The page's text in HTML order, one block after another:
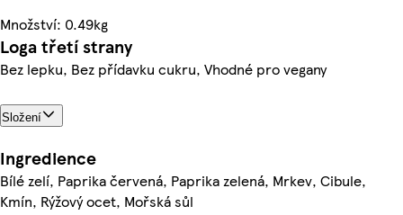
Množství: 0.49kg
Loga třetí strany
Bez lepku, Bez přídavku cukru, Vhodné pro vegany
Složení
Ingredience
Bílé zelí, Paprika červená, Paprika zelená, Mrkev, Cibule,
Kmín, Rýžový ocet, Mořská sůl